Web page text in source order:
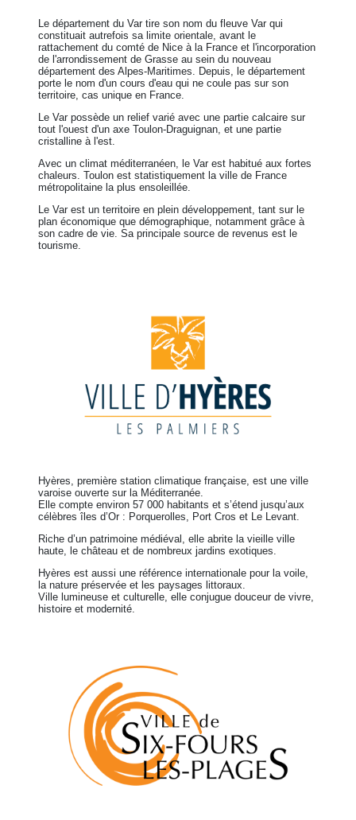
Le département du Var tire son nom du fleuve Var qui
constituait autrefois sa limite orientale, avant le
rattachement du comté de Nice à la France et l'incorporation
de l'arrondissement de Grasse au sein du nouveau
département des Alpes-Maritimes. Depuis, le département
porte le nom d'un cours d'eau qui ne coule pas sur son
territoire, cas unique en France.
Le Var possède un relief varié avec une partie calcaire sur
tout l'ouest d'un axe Toulon-Draguignan, et une partie
cristalline à l'est.
Avec un climat méditerranéen, le Var est habitué aux fortes
chaleurs. Toulon est statistiquement la ville de France
métropolitaine la plus ensoleillée.
Le Var est un territoire en plein développement, tant sur le
plan économique que démographique, notamment grâce à
son cadre de vie. Sa principale source de revenus est le
tourisme.
Hyères, première station climatique française, est une ville
varoise ouverte sur la Méditerranée.
Elle compte environ 57 000 habitants et s’étend jusqu’aux
célèbres îles d’Or : Porquerolles, Port Cros et Le Levant.
Riche d’un patrimoine médiéval, elle abrite la vieille ville
haute, le château et de nombreux jardins exotiques.
Hyères est aussi une référence internationale pour la voile,
la nature préservée et les paysages littoraux.
Ville lumineuse et culturelle, elle conjugue douceur de vivre,
histoire et modernité.